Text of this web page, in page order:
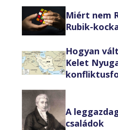
Miért nem
Rubik-
Hogyan
Kelet
A
családok